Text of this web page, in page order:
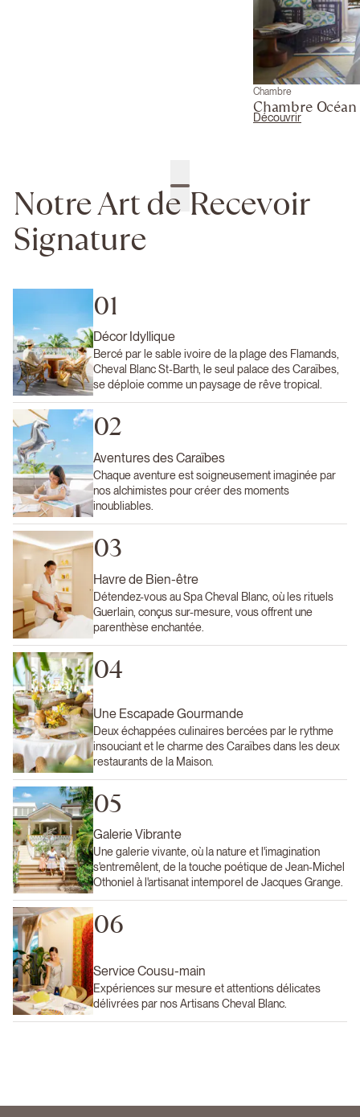
Chambre
Chambre Océan
Découvrir
Notre Art de Recevoir
Signature
01
Décor Idyllique
Bercé par le sable ivoire de la plage des Flamands,
Cheval Blanc St-Barth, le seul palace des Caraïbes,
se déploie comme un paysage de rêve tropical.
02
Aventures des Caraïbes
Chaque aventure est soigneusement imaginée par
nos alchimistes pour créer des moments
inoubliables.
03
Havre de Bien-être
Détendez-vous au Spa Cheval Blanc, où les rituels
Guerlain, conçus sur-mesure, vous offrent une
parenthèse enchantée.
04
Une Escapade Gourmande
Deux échappées culinaires bercées par le rythme
insouciant et le charme des Caraïbes dans les deux
restaurants de la Maison.
05
Galerie Vibrante
Une galerie vivante, où la nature et l'imagination
s'entremêlent, de la touche poétique de Jean-Michel
Othoniel à l'artisanat intemporel de Jacques Grange.
06
Service Cousu-main
Expériences sur mesure et attentions délicates
délivrées par nos Artisans Cheval Blanc.